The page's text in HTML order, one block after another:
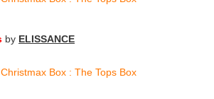
by ELISSANCE